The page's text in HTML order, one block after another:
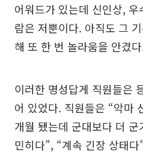
어워드가 있는데 신인상,
람은 저뿐이다. 아직도 그
해 또 한 번 놀라움을 안겼
이러한 명성답게 직원들은
어 있었다. 직원들은 “악마
개월 됐는데 군대보다 더
민히다”, “계속 긴장 상태